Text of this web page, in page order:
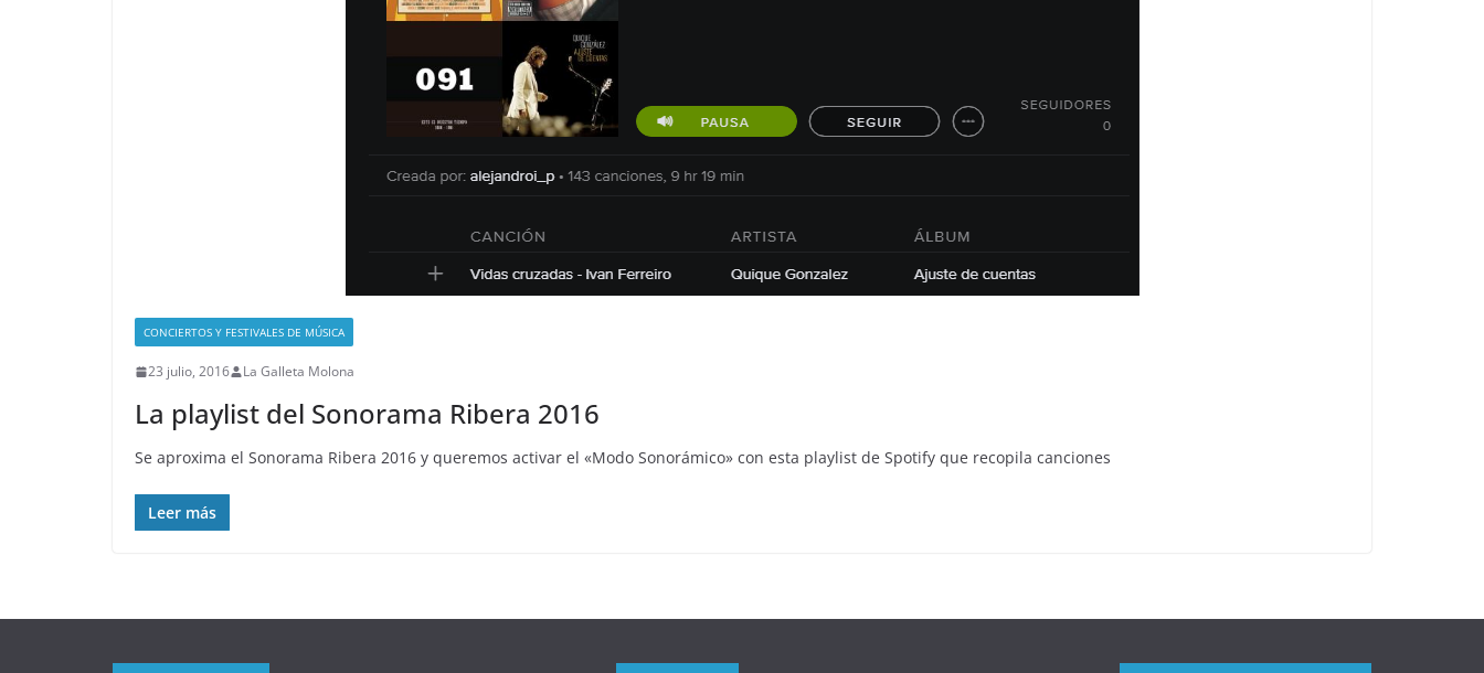
CONCIERTOS Y FESTIVALES DE MÚSICA
23 julio, 2016 La Galleta Molona
La playlist del Sonorama Ribera 2016
Se aproxima el Sonorama Ribera 2016 y queremos activar el «Modo Sonorámico» con esta playlist de Spotify que recopila canciones
Leer más